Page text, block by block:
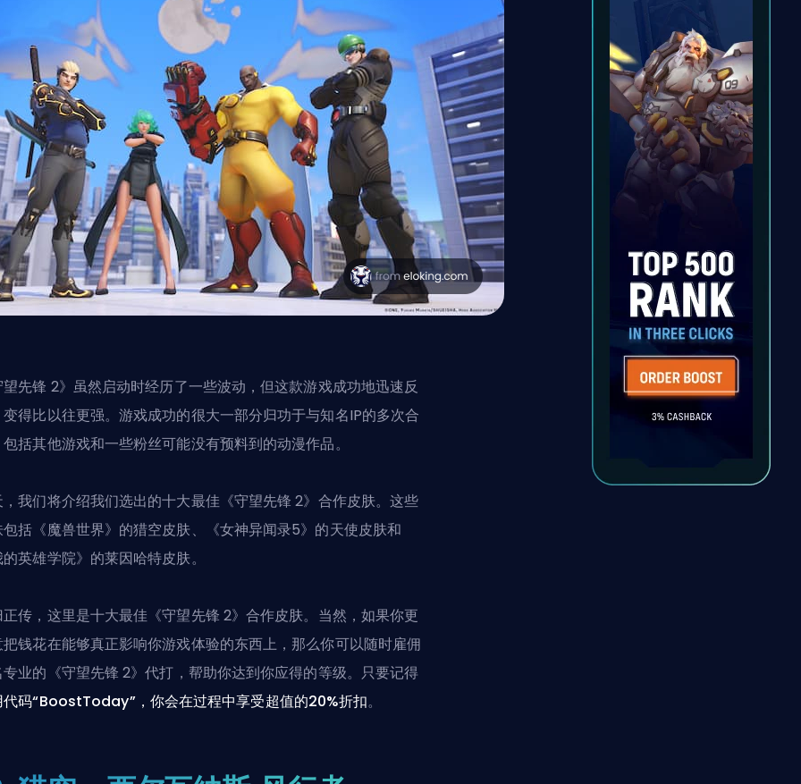
先锋 2》虽然启动时经历了一些波动，但这款游戏成功地迅速反
得比以往更强。游戏成功的很大一部分归功于与知名IP的多次合
括其他游戏和一些粉丝可能没有预料到的动漫作品。
我们将介绍我们选出的十大最佳《守望先锋 2》合作皮肤。这些
括《魔兽世界》的猎空皮肤、《女神异闻录5》的天使皮肤和
英雄学院》的莱因哈特皮肤。
传，这里是十大最佳《守望先锋 2》合作皮肤。当然，如果你更
钱花在能够真正影响你游戏体验的东西上，那么你可以随时雇佣
业的《守望先锋 2》代打 ，帮助你达到你应得的等级。只要记得
代码“BoostToday”，你会在过程中享受超值的20%折扣。